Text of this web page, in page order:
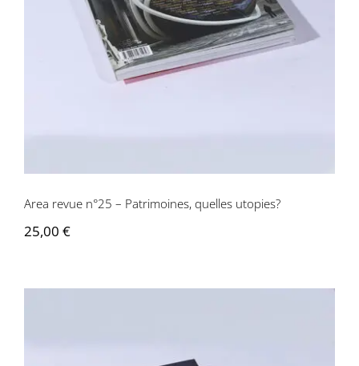
Area revue n°25 – Patrimoines, quelles
utopies?
Area revue n°25 – Patrimoines, quelles utopies?
25,00 €